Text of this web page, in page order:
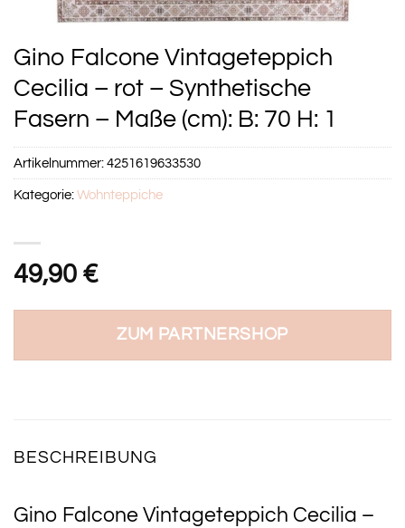
Gino Falcone Vintageteppich
Cecilia – rot – Synthetische
Fasern – Maße (cm): B: 70 H: 1
49,90 €
ZUM PARTNERSHOP
Artikelnummer:4251619633530
Kategorie:Wohnteppiche
BESCHREIBUNG
Gino Falcone Vintageteppich Cecilia –